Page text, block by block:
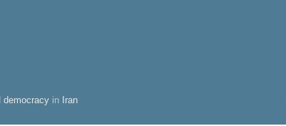
democracy in Iran